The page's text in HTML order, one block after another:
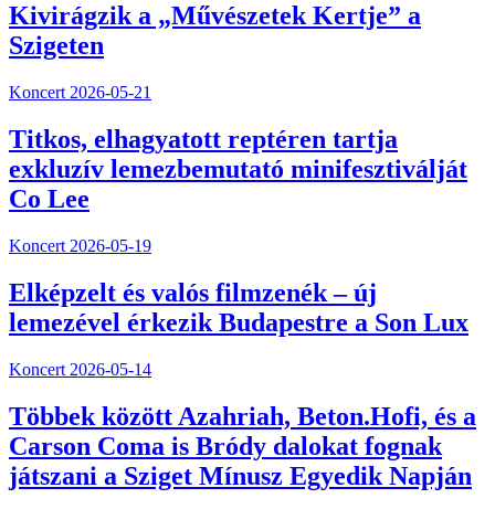
Kivirágzik a „Művészetek Kertje” a
Szigeten
Koncert 2026-05-21
Titkos, elhagyatott reptéren tartja
exkluzív lemezbemutató minifesztiválját
Co Lee
Koncert 2026-05-19
Elképzelt és valós filmzenék – új
lemezével érkezik Budapestre a Son Lux
Koncert 2026-05-14
Többek között Azahriah, Beton.Hofi, és a
Carson Coma is Bródy dalokat fognak
játszani a Sziget Mínusz Egyedik Napján